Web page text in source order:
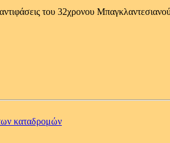
του 32χρονου
καταδρομών